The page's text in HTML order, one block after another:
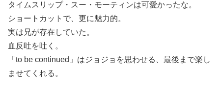
タイムスリップ・スー・モーティンは可愛かったな。
ショートカットで、更に魅力的。
実は兄が存在していた。
血反吐を吐く。
「to be continued」はジョジョを思わせる、最後まで楽し
ませてくれる。